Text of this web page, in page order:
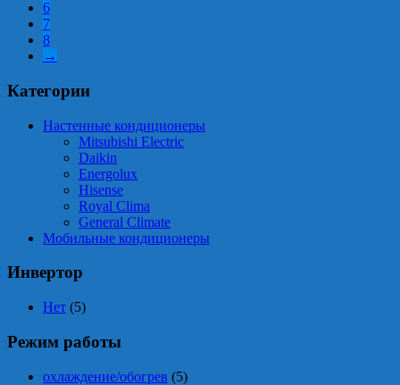
6
7
8
→
Категории
Настенные кондиционеры
Mitsubishi Electric
Daikin
Energolux
Hisense
Royal Clima
General Climate
Мобильные кондиционеры
Инвертор
Нет (5)
Режим работы
охлаждение/обогрев (5)